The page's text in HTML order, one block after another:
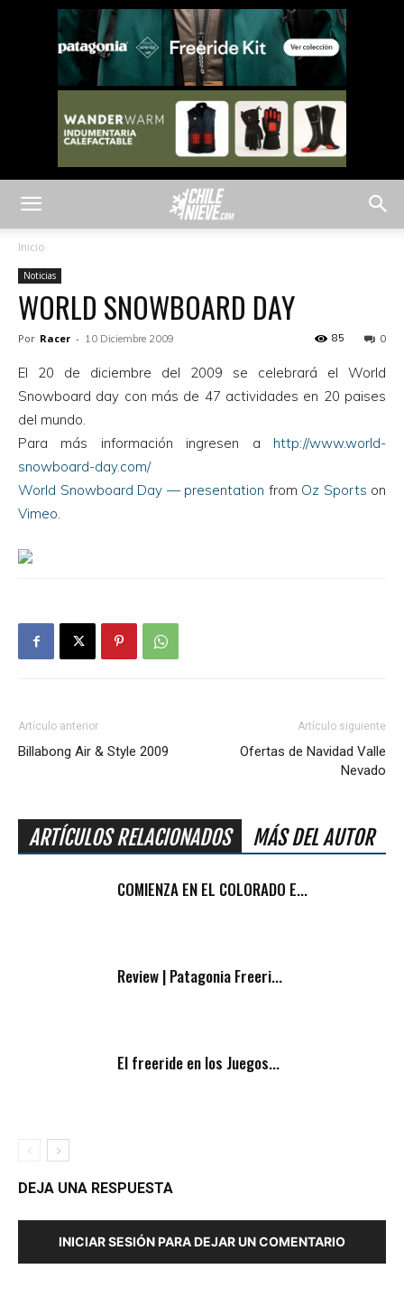
Inicio
Noticias
WORLD SNOWBOARD DAY
Por Racer - 10 Diciembre 2009 0
85
El 20 de diciembre del 2009 se celebrará el World
Snowboard day con más de 47 actividades en 20 paises
del mundo.
Para más información ingresen a http://www.world-
snowboard-day.com/
World Snowboard Day — presentation from Oz Sports on
Vimeo.
Artículo anterior
Billabong Air & Style 2009
Artículo siguiente
Ofertas de Navidad Valle
Nevado
ARTÍCULOS RELACIONADOS MÁS DEL AUTOR
COMIENZA EN EL COLORADO E...
Review | Patagonia Freeri...
El freeride en los Juegos...
DEJA UNA RESPUESTA
INICIAR SESIÓN PARA DEJAR UN COMENTARIO